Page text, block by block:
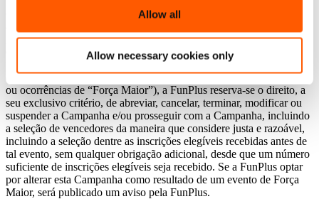
Allow all
Allow necessary cookies only
ou distúrbio civil, guerra (declarada ou não declarada), ameaça ou
governamental federal, estadual, provincial ou local, ordem de
qualquer tribunal ou jurisdição, infeção por vírus informático,
intervenção não autorizada, falhas técnicas ou outras causas que não
estejam razoavelmente sob o controle da FunPlus (todos os eventos
ou ocorrências de “Força Maior”), a FunPlus reserva-se o direito, a
seu exclusivo critério, de abreviar, cancelar, terminar, modificar ou
suspender a Campanha e/ou prosseguir com a Campanha, incluindo
a seleção de vencedores da maneira que considere justa e razoável,
incluindo a seleção dentre as inscrições elegíveis recebidas antes de
tal evento, sem qualquer obrigação adicional, desde que um número
suficiente de inscrições elegíveis seja recebido. Se a FunPlus optar
por alterar esta Campanha como resultado de um evento de Força
Maior, será publicado um aviso pela FunPlus.